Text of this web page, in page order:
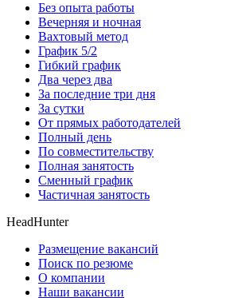
Без опыта работы
Вечерняя и ночная
Вахтовый метод
График 5/2
Гибкий график
Два через два
За последние три дня
За сутки
От прямых работодателей
Полный день
По совместительству
Полная занятость
Сменный график
Частичная занятость
HeadHunter
Размещение вакансий
Поиск по резюме
О компании
Наши вакансии